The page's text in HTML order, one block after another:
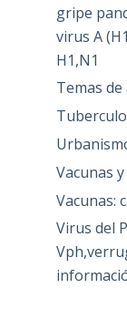
gripe
virus A
H1,N1
Temas
Vacunas
Vacunas:
Virus del